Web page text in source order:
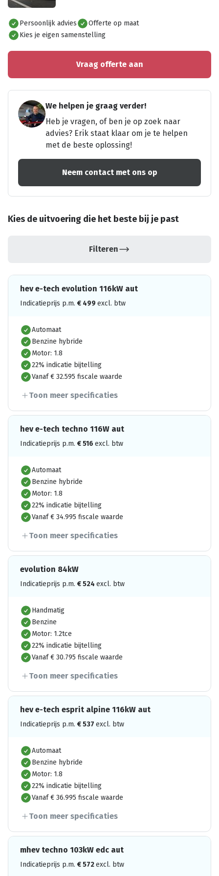
Alles bekijken
Persoonlijk advies
Offerte op maat
Kies je eigen samenstelling
Vraag offerte aan
We helpen je graag verder!
Heb je vragen, of ben je op zoek naar
advies? Erik staat klaar om je te helpen
met de beste oplossing!
Neem contact met ons op
Kies de uitvoering die het beste bij je past
Filteren
hev e-tech evolution 116kW aut
Indicatieprijs p.m. € 499 excl. btw
Automaat
Benzine hybride
Motor: 1.8
22% indicatie bijtelling
Vanaf € 32.595 fiscale waarde
Toon meer specificaties
hev e-tech techno 116W aut
Indicatieprijs p.m. €516 excl. btw
Automaat
Benzine hybride
Motor: 1.8
22% indicatie bijtelling
Vanaf € 34.995 fiscale waarde
Toon meer specificaties
evolution 84kW
Indicatieprijs p.m. €524 excl. btw
Handmatig
Benzine
Motor: 1.2tce
22% indicatie bijtelling
Vanaf € 30.795 fiscale waarde
Toon meer specificaties
hev e-tech esprit alpine 116kW aut
Indicatieprijs p.m. €537 excl. btw
Automaat
Benzine hybride
Motor: 1.8
22% indicatie bijtelling
Vanaf € 36.995 fiscale waarde
Toon meer specificaties
mhev techno 103kW edc aut
Indicatieprijs p.m. €572excl. btw